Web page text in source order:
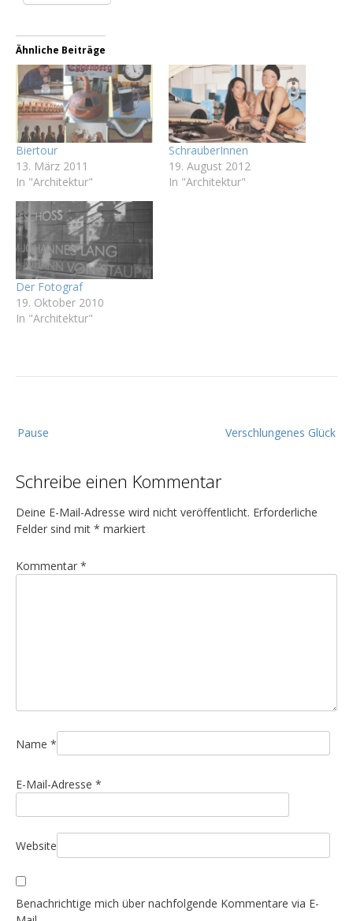
Ähnliche Beiträge
Biertour
13. März 2011
In "Architektur"
SchrauberInnen
19. August 2012
In "Architektur"
Der Fotograf
19. Oktober 2010
In "Architektur"
e
t
r
a
s
a
i
o
n
Verschlungenes Glück
Pause
Schreibe einen Kommentar
Deine E-Mail-Adresse wird nicht veröffentlicht. Erforderliche
Felder sind mit * markiert
Kommentar *
Name *
E-Mail-Adresse *
Website
Benachrichtige mich über nachfolgende Kommentare via E-